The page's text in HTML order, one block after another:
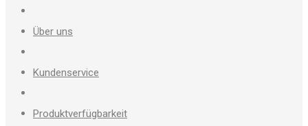
Über uns
Kundenservice
Produktverfügbarkeit